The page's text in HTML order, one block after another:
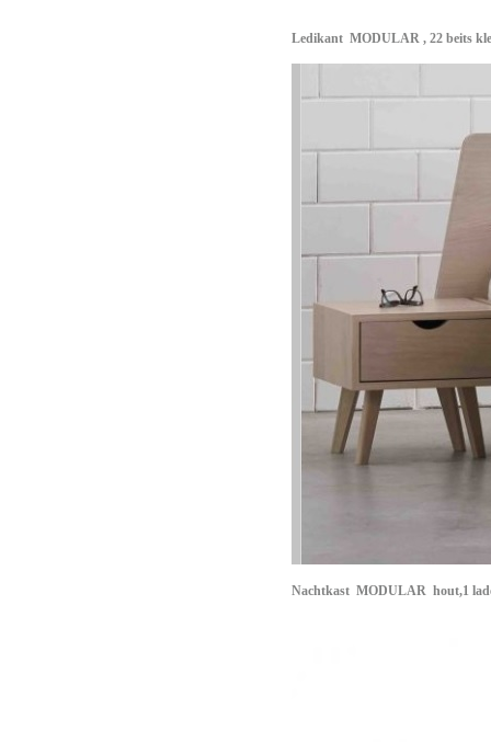
Ledikant MODULAR , 22 beits
Nachtkast MODULAR hout,1